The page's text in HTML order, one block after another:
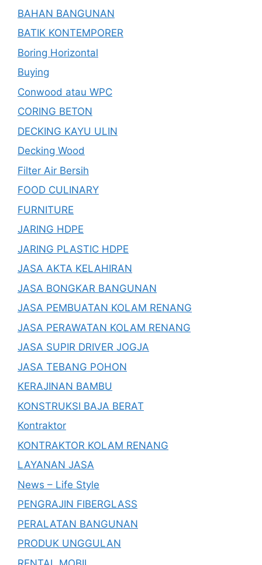
BAHAN BANGUNAN
BATIK KONTEMPORER
Boring Horizontal
Buying
Conwood atau WPC
CORING BETON
DECKING KAYU ULIN
Decking Wood
Filter Air Bersih
FOOD CULINARY
FURNITURE
JARING HDPE
JARING PLASTIC HDPE
JASA AKTA KELAHIRAN
JASA BONGKAR BANGUNAN
JASA PEMBUATAN KOLAM RENANG
JASA PERAWATAN KOLAM RENANG
JASA SUPIR DRIVER JOGJA
JASA TEBANG POHON
KERAJINAN BAMBU
KONSTRUKSI BAJA BERAT
Kontraktor
KONTRAKTOR KOLAM RENANG
LAYANAN JASA
News – Life Style
PENGRAJIN FIBERGLASS
PERALATAN BANGUNAN
PRODUK UNGGULAN